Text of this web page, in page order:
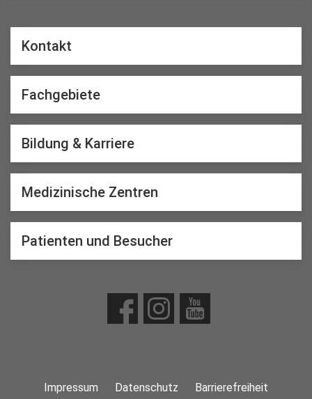
Kontakt
Fachgebiete
Bildung & Karriere
Medizinische Zentren
Patienten und Besucher
Impressum Datenschutz Barrierefreiheit